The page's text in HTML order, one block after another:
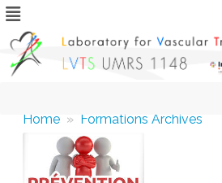
content
Home » Formations Archives